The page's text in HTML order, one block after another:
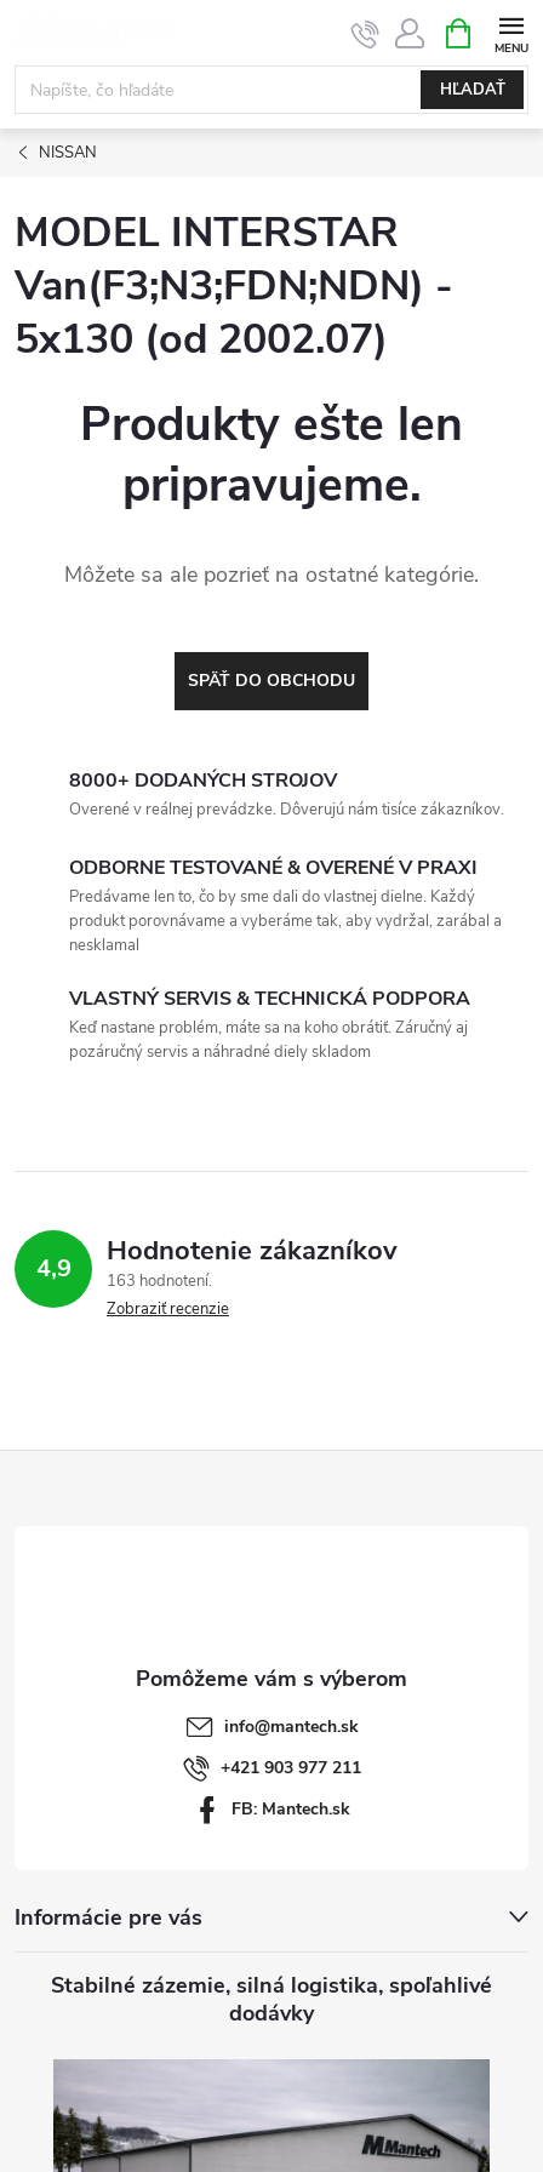
obsah
HĽADAŤ
KOŠÍK
NISSAN
MODEL INTERSTAR
Van(F3;N3;FDN;NDN) -
5x130 (od 2002.07)
Produkty ešte len
pripravujeme.
Môžete sa ale pozrieť na ostatné kategórie.
SPÄŤ DO OBCHODU
8000+ DODANÝCH STROJOV
Overené v reálnej prevádzke. Dôverujú nám tisíce zákazníkov.
ODBORNE TESTOVANÉ & OVERENÉ V PRAXI
Predávame len to, čo by sme dali do vlastnej dielne. Každý
produkt porovnávame a vyberáme tak, aby vydržal, zarábal a
nesklamal
VLASTNÝ SERVIS & TECHNICKÁ PODPORA
Keď nastane problém, máte sa na koho obrátiť. Záručný aj
pozáručný servis a náhradné diely skladom
4,9 Hodnotenie zákazníkov
163 hodnotení
Zobraziť recenzie
info@mantech.sk
+421 903 977 211
FB: Mantech.sk
Informácie pre vás
Stabilné zázemie, silná logistika, spoľahlivé
dodávky